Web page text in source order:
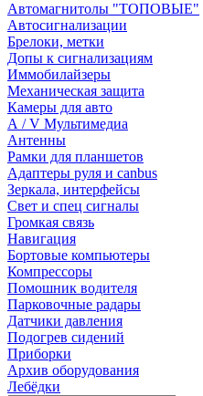
Автомагнитолы "ТОПОВЫЕ"
Автосигнализации
Брелоки, метки
Допы к сигнализациям
Иммобилайзеры
Механическая защита
Камеры для авто
А / V Мультимедиа
Антенны
Рамки для планшетов
Адаптеры руля и canbus
Зеркала, интерфейсы
Свет и спец сигналы
Громкая связь
Навигация
Бортовые компьютеры
Компрессоры
Помошник водителя
Парковочные радары
Датчики давления
Подогрев сидений
Приборки
Архив оборудования
Лебёдки